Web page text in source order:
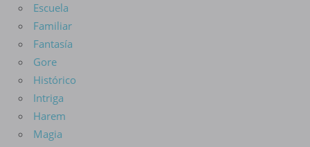
Escuela
Familiar
Fantasía
Gore
Histórico
Intriga
Harem
Magia